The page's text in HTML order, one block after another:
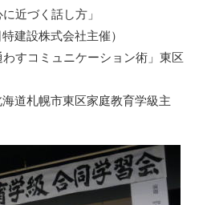
近づく話し方」
特建設株式会社主催）
すコミュニケーション術」東区
道札幌市東区家庭教育学級主